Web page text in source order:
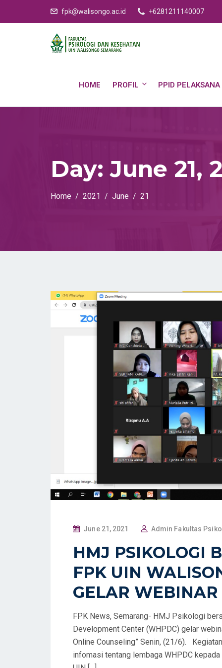
fpk@walisongo.ac.id +6281211140007
HOME PROFIL PPID PELAKSANA
Day:June 21,
Home 2021 June 21
P
T
E
D
N
June 21, 2021 Admin Fakultas
HMJ PSIKOLOGI
FPK UIN
GELAR WEBINAR
FPK News, Semarang- HMJ Psikologi
Development Center (WHPDC) gelar
Online Counseling” Senin, (21/6).
infomasi tentang lembaga WHPDC